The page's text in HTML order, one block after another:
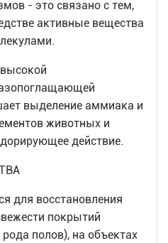
- это связано с тем,
активные вещества
выделение аммиака и
животных и
действие.
для восстановления
покрытий
полов), на объектах